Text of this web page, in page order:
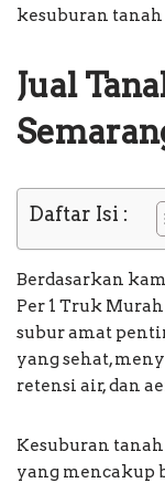
kesuburan
Jual
Daftar Isi :
Berdasarkan
Per 1 Truk
subur amat
yang sehat,
retensi air, dan
Kesuburan
yang mencakup